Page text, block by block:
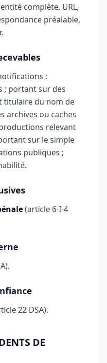
complète, URL,
préalable,
:
; portant sur des
titulaire du nom de
archives ou caches
relevant
sur le simple
publiques ;
(article 6-I-4
22 DSA).
DE